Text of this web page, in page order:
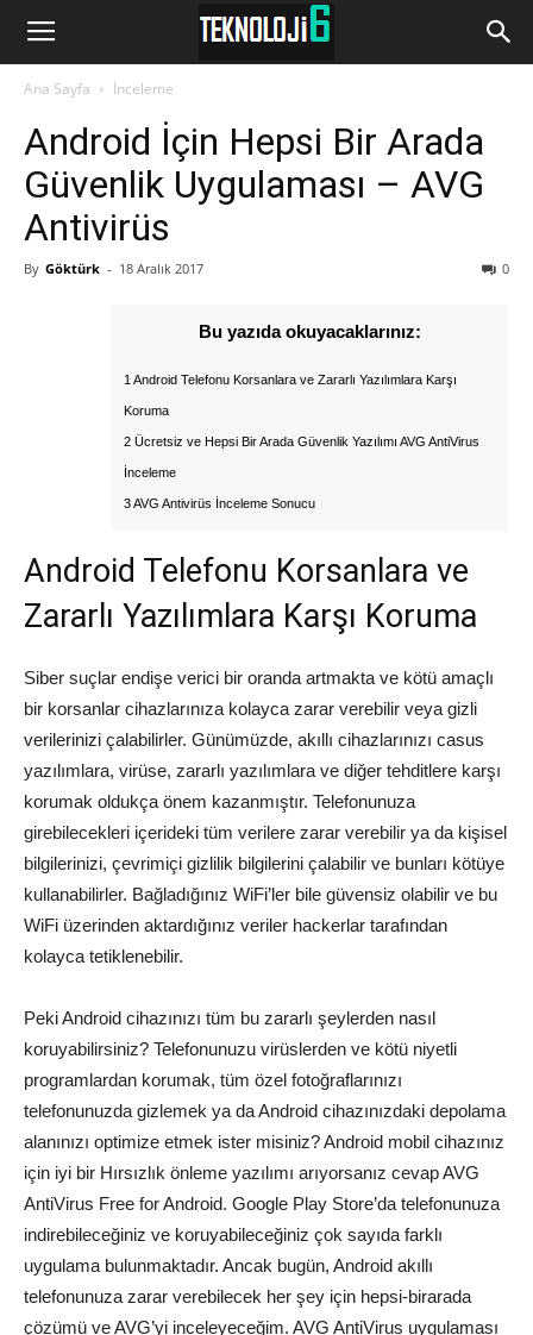
www.Teknoloji6.com
Ana Sayfa İnceleme
Android İçin Hepsi Bir Arada
Güvenlik Uygulaması – AVG
Antivirüs
By Göktürk - 18 Aralık 2017 0
Bu yazıda okuyacaklarınız:
1 Android Telefonu Korsanlara ve Zararlı Yazılımlara Karşı
Koruma
2 Ücretsiz ve Hepsi Bir Arada Güvenlik Yazılımı AVG AntiVirus
İnceleme
3 AVG Antivirüs İnceleme Sonucu
Android Telefonu Korsanlara ve
Zararlı Yazılımlara Karşı Koruma
Siber suçlar endişe verici bir oranda artmakta ve kötü amaçlı
bir korsanlar cihazlarınıza kolayca zarar verebilir veya gizli
verilerinizi çalabilirler. Günümüzde, akıllı cihazlarınızı casus
yazılımlara, virüse, zararlı yazılımlara ve diğer tehditlere karşı
korumak oldukça önem kazanmıştır. Telefonunuza
girebilecekleri içerideki tüm verilere zarar verebilir ya da kişisel
bilgilerinizi, çevrimiçi gizlilik bilgilerini çalabilir ve bunları kötüye
kullanabilirler. Bağladığınız WiFi’ler bile güvensiz olabilir ve bu
WiFi üzerinden aktardığınız veriler hackerlar tarafından
kolayca tetiklenebilir.
Peki Android cihazınızı tüm bu zararlı şeylerden nasıl
koruyabilirsiniz? Telefonunuzu virüslerden ve kötü niyetli
programlardan korumak, tüm özel fotoğraflarınızı
telefonunuzda gizlemek ya da Android cihazınızdaki depolama
alanınızı optimize etmek ister misiniz? Android mobil cihazınız
için iyi bir Hırsızlık önleme yazılımı arıyorsanız cevap AVG
AntiVirus Free for Android. Google Play Store’da telefonunuza
indirebileceğiniz ve koruyabileceğiniz çok sayıda farklı
uygulama bulunmaktadır. Ancak bugün, Android akıllı
telefonunuza zarar verebilecek her şey için hepsi-birarada
çözümü ve AVG’yi inceleyeceğim. AVG AntiVirus uygulaması